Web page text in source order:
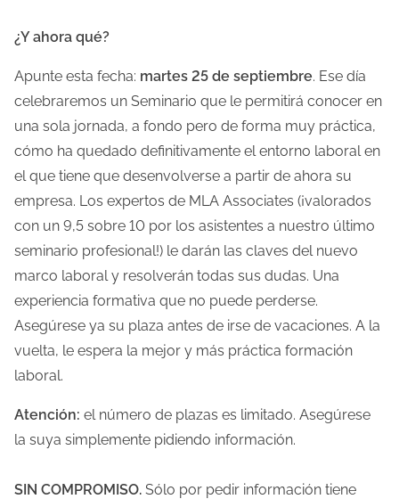
¿Y ahora qué?
Apunte esta fecha: martes 25 de septiembre. Ese día
celebraremos un Seminario que le permitirá conocer en
una sola jornada, a fondo pero de forma muy práctica,
cómo ha quedado definitivamente el entorno laboral en
el que tiene que desenvolverse a partir de ahora su
empresa. Los expertos de MLA Associates (¡valorados
con un 9,5 sobre 10 por los asistentes a nuestro último
seminario profesional!) le darán las claves del nuevo
marco laboral y resolverán todas sus dudas. Una
experiencia formativa que no puede perderse.
Asegúrese ya su plaza antes de irse de vacaciones. A la
vuelta, le espera la mejor y más práctica formación
laboral.
Atención: el número de plazas es limitado. Asegúrese
la suya simplemente pidiendo información.
SIN COMPROMISO. Sólo por pedir información tiene